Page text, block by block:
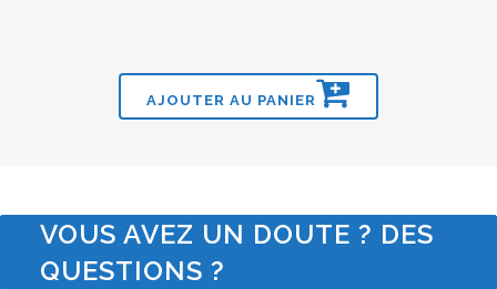
AJOUTER AU PANIER
VOUS AVEZ UN DOUTE ? DES
QUESTIONS ?